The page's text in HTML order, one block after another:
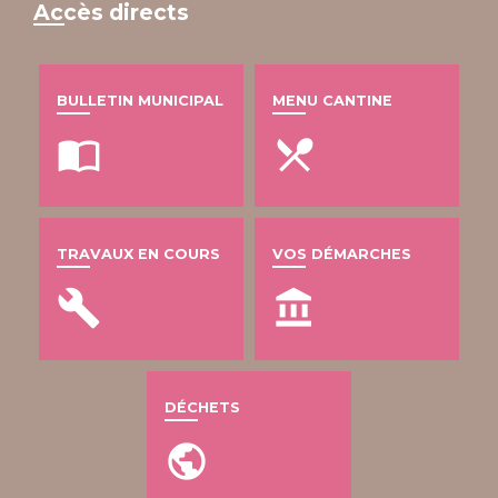
Accès directs
BULLETIN MUNICIPAL
import_contacts
MENU CANTINE
local_dining
TRAVAUX EN COURS
build
VOS DÉMARCHES
account_balance
DÉCHETS
public